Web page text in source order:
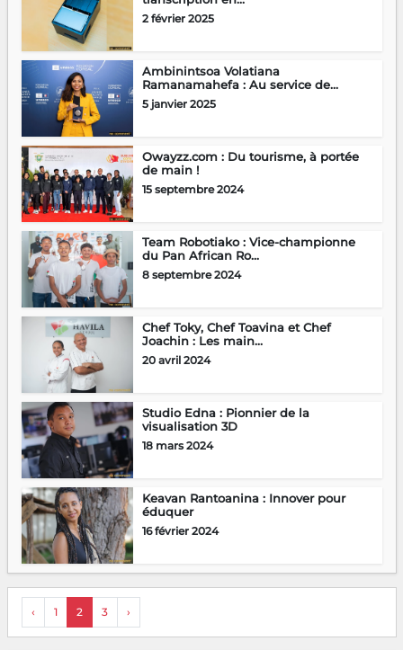
2 février 2025
Ambinintsoa Volatiana
Ramanamahefa : Au service de...
5 janvier 2025
Owayzz.com : Du tourisme, à portée
de main !
15 septembre 2024
Team Robotiako : Vice-championne
du Pan African Ro...
8 septembre 2024
Chef Toky, Chef Toavina et Chef
Joachin : Les main...
20 avril 2024
Studio Edna : Pionnier de la
visualisation 3D
18 mars 2024
Keavan Rantoanina : Innover pour
éduquer
16 février 2024
‹ 1 2 3 ›